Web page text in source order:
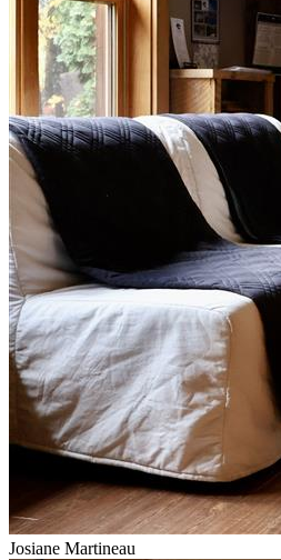
Josiane Martineau